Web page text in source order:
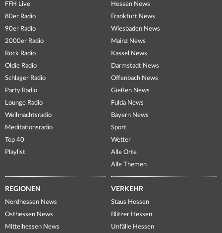
FFH Live
80er Radio
90er Radio
2000er Radio
Rock Radio
Oldie Radio
Schlager Radio
Party Radio
Lounge Radio
Weihnachtsradio
Meditationsradio
Top 40
Playlist
Hessen News
Frankfurt News
Wiesbaden News
Mainz News
Kassel News
Darmstadt News
Offenbach News
Gießen News
Fulda News
Bayern News
Sport
Wetter
Alle Orte
Alle Themen
REGIONEN
Nordhessen News
Osthessen News
Mittelhessen News
VERKEHR
Staus Hessen
Blitzer Hessen
Unfälle Hessen